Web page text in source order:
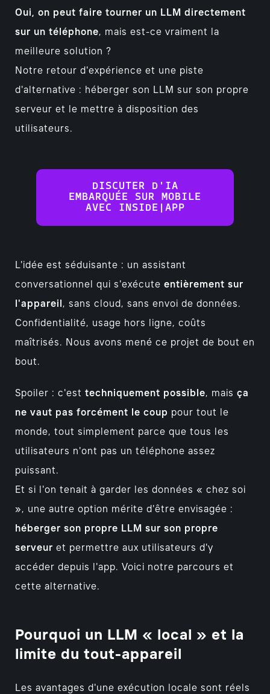
Oui, on peut faire tourner un LLM directement
sur un téléphone, mais est-ce vraiment la
meilleure solution ?
Notre retour d'expérience et une piste
d'alternative : héberger son LLM sur son propre
serveur et le mettre à disposition des
utilisateurs.
DISCUTER D'IA
EMBARQUÉE SUR MOBILE
AVEC INSIDE|APP
L'idée est séduisante : un assistant
conversationnel qui s'exécute entièrement sur
l'appareil , sans cloud, sans envoi de données.
Confidentialité, usage hors ligne, coûts
maîtrisés. Nous avons mené ce projet de bout en
bout.
Spoiler : c'est techniquement possible, mais ça
ne vaut pas forcément le coup pour tout le
monde, tout simplement parce que tous les
utilisateurs n'ont pas un téléphone assez
puissant.
Et si l'on tenait à garder les données « chez soi
», une autre option mérite d'être envisagée :
héberger son propre LLM sur son propre
serveur et permettre aux utilisateurs d'y
accéder depuis l'app. Voici notre parcours et
cette alternative.
Pourquoi un LLM « local » et la
limite du tout-appareil
Les avantages d'une exécution locale sont réels